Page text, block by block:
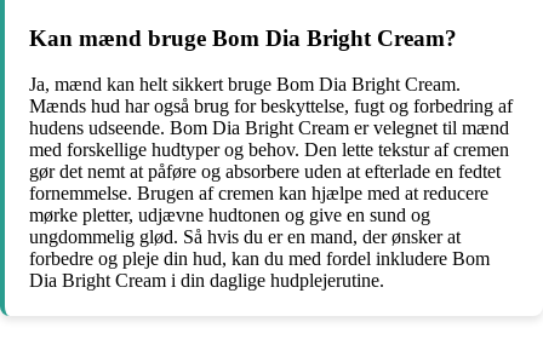
Kan mænd bruge Bom Dia Bright Cream?
Ja, mænd kan helt sikkert bruge Bom Dia Bright Cream.
Mænds hud har også brug for beskyttelse, fugt og forbedring af
hudens udseende. Bom Dia Bright Cream er velegnet til mænd
med forskellige hudtyper og behov. Den lette tekstur af cremen
gør det nemt at påføre og absorbere uden at efterlade en fedtet
fornemmelse. Brugen af cremen kan hjælpe med at reducere
mørke pletter, udjævne hudtonen og give en sund og
ungdommelig glød. Så hvis du er en mand, der ønsker at
forbedre og pleje din hud, kan du med fordel inkludere Bom
Dia Bright Cream i din daglige hudplejerutine.